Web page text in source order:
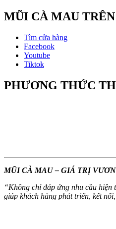
MŨI CÀ MAU TRÊN
Tìm cửa hàng
Facebook
Youtube
Tiktok
PHƯƠNG THỨC
MŨI CÀ MAU – GIÁ TRỊ
“Không chỉ đáp ứng nhu cầu
giúp khách hàng phát triển, kết